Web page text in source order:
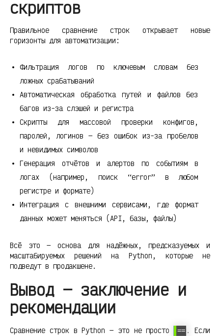
скриптов
Правильное сравнение строк открывает новые
горизонты для автоматизации:
Фильтрация логов по ключевым словам без
ложных срабатываний
Автоматическая обработка путей и файлов без
багов из-за слэшей и регистра
Скрипты для массовой проверки конфигов,
паролей, логинов — без ошибок из-за пробелов
и невидимых символов
Генерация отчётов и алертов по событиям в
логах (например, поиск “error” в любом
регистре и формате)
Интеграция с внешними сервисами, где формат
данных может меняться (API, базы, файлы)
Всё это — основа для надёжных, предсказуемых и
масштабируемых решений на Python, которые не
подведут в продакшене.
Вывод — заключение и
рекомендации
Сравнение строк в Python — это не просто == . Если